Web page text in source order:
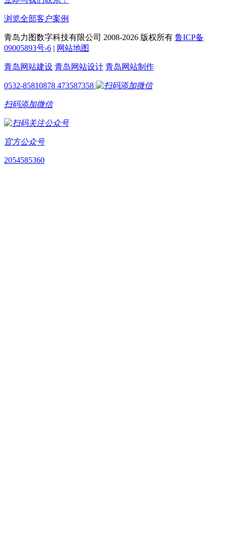
浏览全部客户案例
青岛力图数字科技有限公司 2008-2026 版权所有 鲁ICP备
09005893号-6 | 网站地图
青岛网站建设 青岛网站设计 青岛网站制作
0532-85810878 473587358
扫码添加微信
官方公众号
2054585360